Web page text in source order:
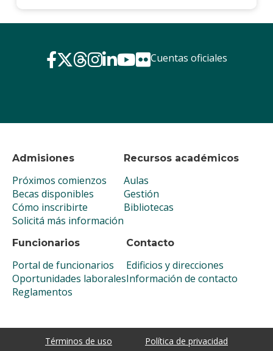
Admisiones
Próximos comienzos
Becas disponibles
Cómo inscribirte
Solicitá más información
Recursos académicos
Aulas
Gestión
Bibliotecas
Funcionarios
Portal de funcionarios
Oportunidades laborales
Reglamentos
Contacto
Edificios y direcciones
Información de contacto
Cuentas oficiales
Términos de uso Política de privacidad